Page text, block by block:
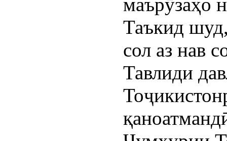
Таъкид
сол аз нав
Тавлиди